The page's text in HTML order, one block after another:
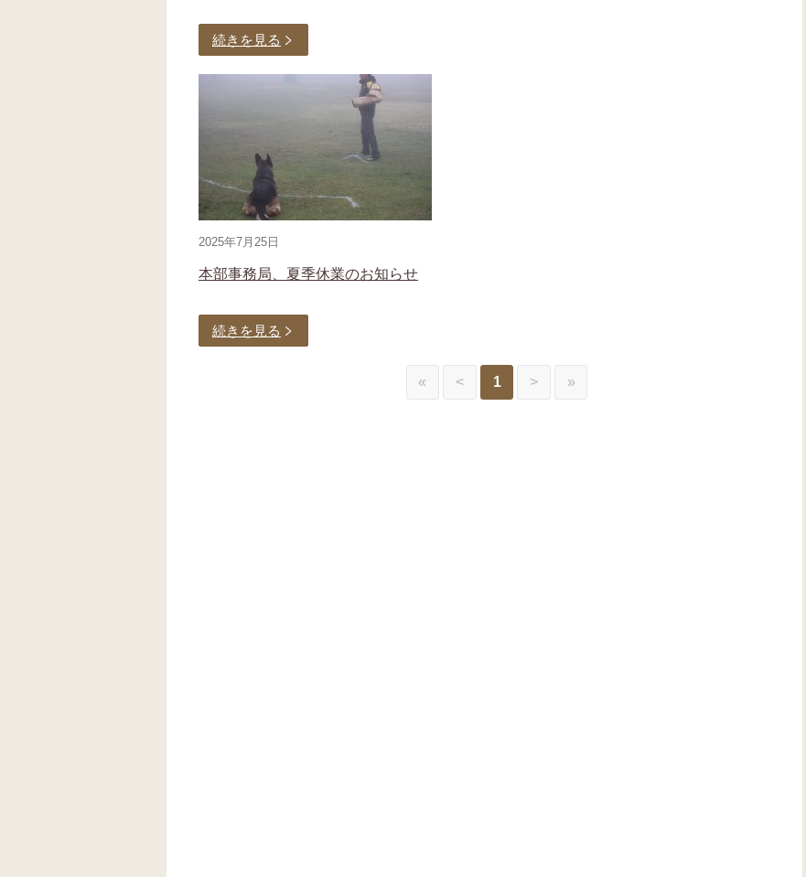
続きを見る
2025年7月25日
本部事務局、夏季休業のお知らせ
続きを見る
« < 1 > »